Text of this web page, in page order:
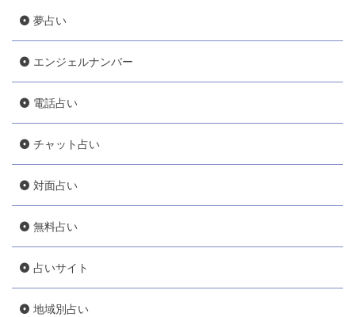
夢占い
エンジェルナンバー
電話占い
チャット占い
対面占い
無料占い
占いサイト
地域別占い